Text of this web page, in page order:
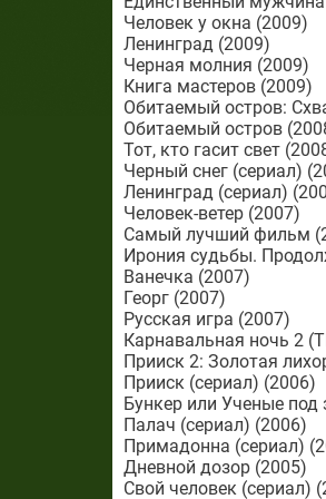
Человек у окна (2009)
Ленинград (2009)
Черная молния (2009)
Книга мастеров (2009)
Обитаемый остров:
Обитаемый остров
Тот, кто гасит свет
Черный снег (сериал)
Ленинград (сериал)
Человек-ветер (2007)
Самый лучший фильм
Ирония судьбы.
Ванечка (2007)
Георг (2007)
Русская игра (2007)
Карнавальная ночь 2
Прииск 2: Золотая
Прииск (сериал) (2006)
Бункер или Ученые под
Палач (сериал) (2006)
Примадонна (сериал)
Дневной дозор (2005)
Свой человек (сериал)